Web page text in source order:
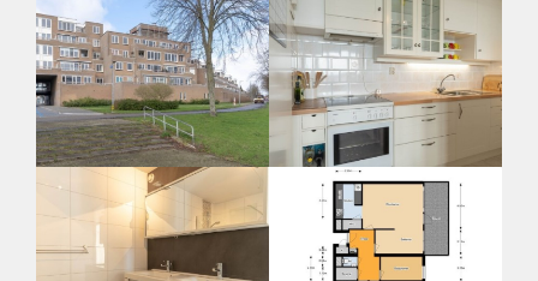
Huurtoeslag
Niet mogelijk
Inkomen eis
2,9 X Maandhuur Bruto
Huurtermijn
Onbepaalde termijn
Oplevering
Kaal